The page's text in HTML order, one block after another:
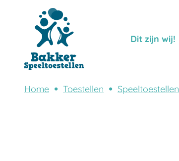
Dit zijn wij!
Home Toestellen Speeltoestellen